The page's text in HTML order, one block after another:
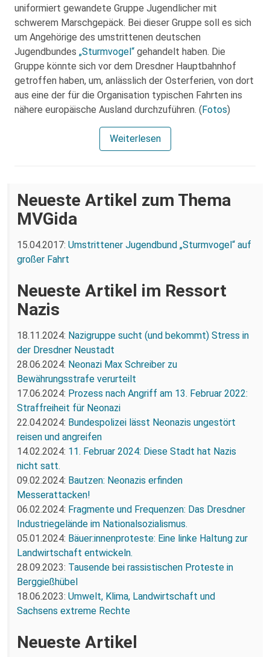
uniformiert gewandete Gruppe Jugendlicher mit
schwerem Marschgepäck. Bei dieser Gruppe soll es sich
um Angehörige des umstrittenen deutschen
Jugendbundes „Sturmvogel“ gehandelt haben. Die
Gruppe könnte sich vor dem Dresdner Hauptbahnhof
getroffen haben, um, anlässlich der Osterferien, von dort
aus eine der für die Organisation typischen Fahrten ins
nähere europäische Ausland durchzuführen. (Fotos)
Weiterlesen
Neueste Artikel zum Thema
MVGida
15.04.2017: Umstrittener Jugendbund „Sturmvogel“ auf
großer Fahrt
Neueste Artikel im Ressort
Nazis
18.11.2024: Nazigruppe sucht (und bekommt) Stress in
der Dresdner Neustadt
28.06.2024: Neonazi Max Schreiber zu
Bewährungsstrafe verurteilt
17.06.2024: Prozess nach Angriff am 13. Februar 2022:
Straffreiheit für Neonazi
22.04.2024: Bundespolizei lässt Neonazis ungestört
reisen und angreifen
14.02.2024: 11. Februar 2024: Diese Stadt hat Nazis
nicht satt.
09.02.2024: Bautzen: Neonazis erfinden
Messerattacken!
06.02.2024: Fragmente und Frequenzen: Das Dresdner
Industriegelände im Nationalsozialismus.
05.01.2024: Bäuer:innenproteste: Eine linke Haltung zur
Landwirtschaft entwickeln.
28.09.2023: Tausende bei rassistischen Proteste in
Berggießhübel
18.06.2023: Umwelt, Klima, Landwirtschaft und
Sachsens extreme Rechte
Neueste Artikel